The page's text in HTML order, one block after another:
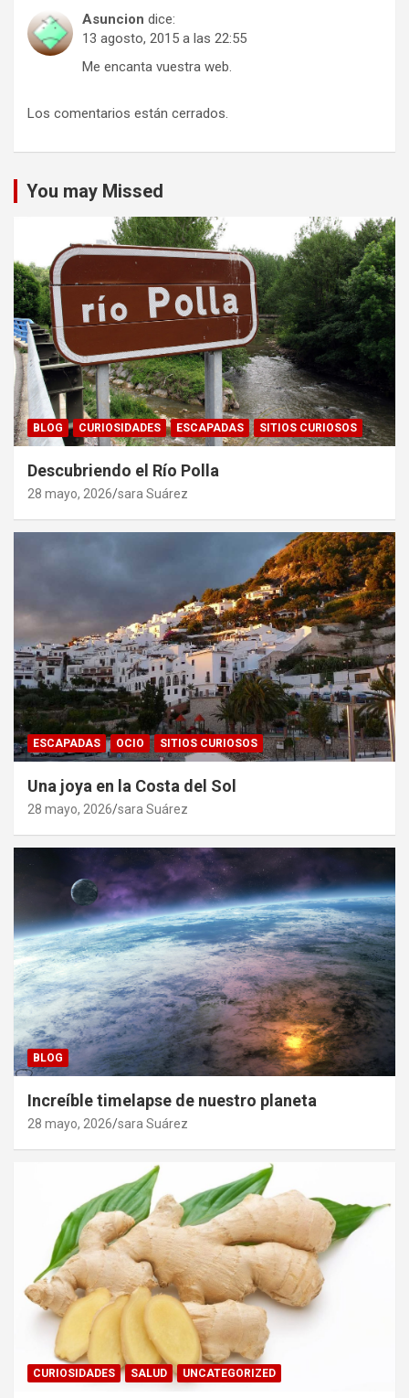
Asuncion dice:
13 agosto, 2015 a las 22:55
Me encanta vuestra web.
Los comentarios están cerrados.
You may Missed
BLOG CURIOSIDADES ESCAPADAS SITIOS CURIOSOS
Descubriendo el Río Polla
28 mayo, 2026 sara Suárez
ESCAPADAS OCIO SITIOS CURIOSOS
Una joya en la Costa del Sol
28 mayo, 2026 sara Suárez
BLOG
Increíble timelapse de nuestro planeta
28 mayo, 2026 sara Suárez
CURIOSIDADES SALUD UNCATEGORIZED